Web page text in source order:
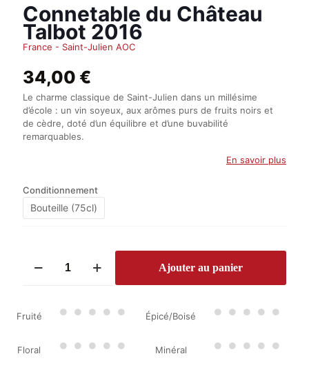
Connetable du Château
Talbot 2016
France - Saint-Julien AOC
34,00 €
Le charme classique de Saint-Julien dans un millésime
d’école : un vin soyeux, aux arômes purs de fruits noirs et
de cèdre, doté d’un équilibre et d’une buvabilité
remarquables.
En savoir plus
Conditionnement
Bouteille (75cl)
Talbot
Ajouter au panier
Fruité Épicé/Boisé
Floral Minéral